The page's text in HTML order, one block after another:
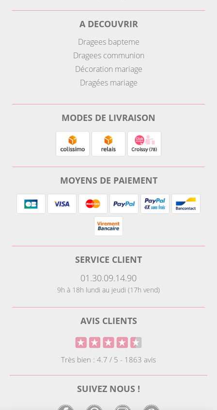
A DECOUVRIR
Dragees bapteme
Dragees communion
Décoration mariage
Dragées mariage
MODES DE LIVRAISON
MOYENS DE PAIEMENT
SERVICE CLIENT
01.30.09.14.90
9h à 18h lundi au jeudi (17h vend)
AVIS CLIENTS
Très bien : 4.7 / 5 - 1863 avis
SUIVEZ NOUS !